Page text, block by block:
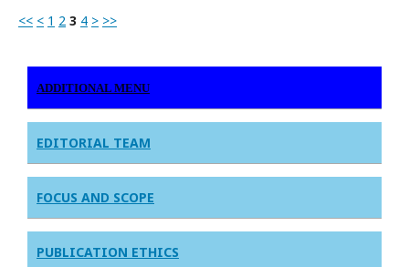
<< < 1 2 3 4 > >>
ADDITIONAL MENU
EDITORIAL TEAM
FOCUS AND SCOPE
PUBLICATION ETHICS